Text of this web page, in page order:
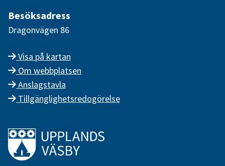
Besöksadress
Dragonvägen 86
Visa på kartan
Om webbplatsen
Anslagstavla
Tillgänglighetsredogörelse